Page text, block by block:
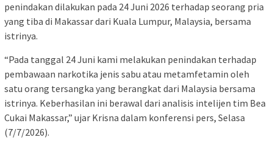
penindakan dilakukan pada 24 Juni 2026 terhadap seorang pria
yang tiba di Makassar dari Kuala Lumpur, Malaysia, bersama
istrinya.
“Pada tanggal 24 Juni kami melakukan penindakan terhadap
pembawaan narkotika jenis sabu atau metamfetamin oleh
satu orang tersangka yang berangkat dari Malaysia bersama
istrinya. Keberhasilan ini berawal dari analisis intelijen tim Bea
Cukai Makassar,” ujar Krisna dalam konferensi pers, Selasa
(7/7/2026).